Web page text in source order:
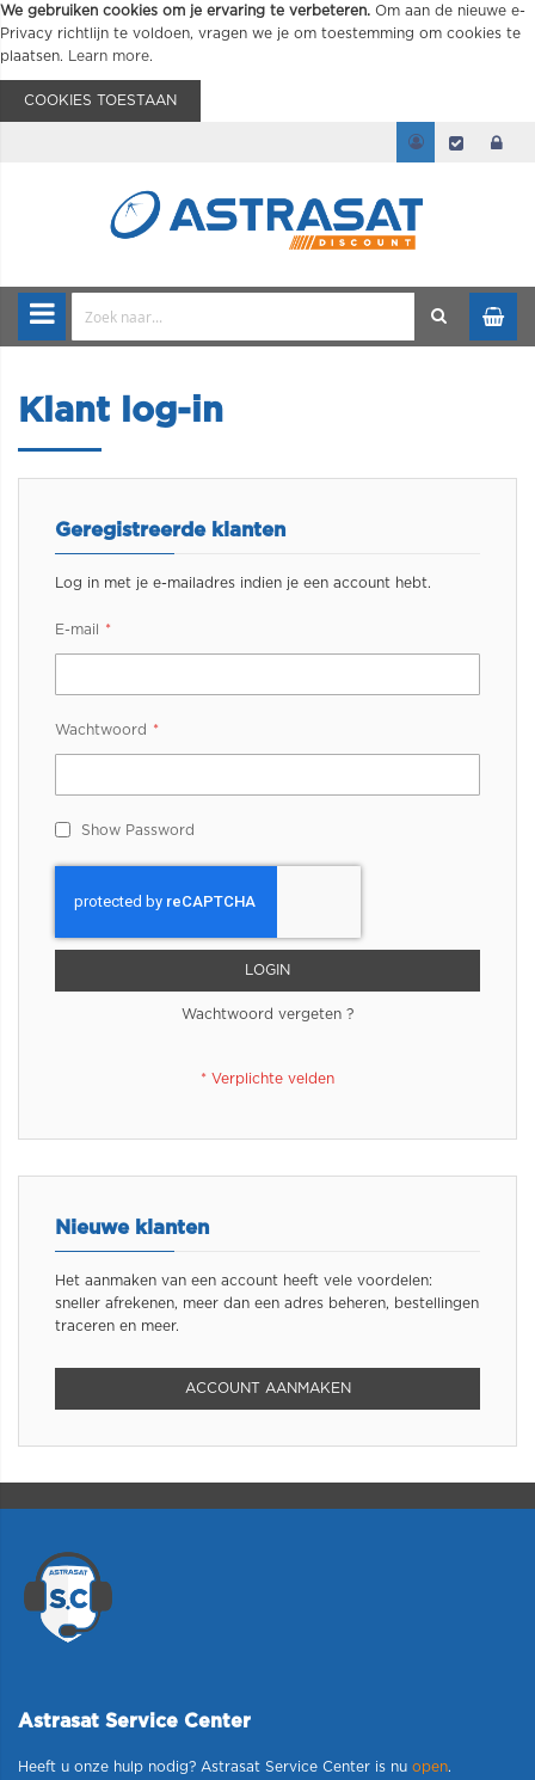
We gebruiken cookies om je ervaring te verbeteren. Om aan de nieuwe e-
Privacy richtlijn te voldoen, vragen we je om toestemming om cookies te
plaatsen.
Learn more.
COOKIES TOESTAAN
Klant log-in
Geregistreerde klanten
Log in met je e-mailadres indien je een account hebt.
E-mail
Wachtwoord
Show Password
LOGIN
Wachtwoord vergeten ?
Nieuwe klanten
Het aanmaken van een account heeft vele voordelen:
sneller afrekenen, meer dan een adres beheren, bestellingen
traceren en meer.
ACCOUNT AANMAKEN
Astrasat Service Center
Heeft u onze hulp nodig? Astrasat Service Center is nu open.